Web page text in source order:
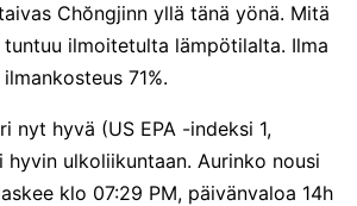
Chŏngjinn yllä tänä yönä. Mitä
ilmoitetulta lämpötilalta. Ilma
71%.
nyt hyvä (US EPA -indeksi 1,
ulkoliikuntaan. Aurinko nousi
klo 07:29 PM, päivänvaloa 14h